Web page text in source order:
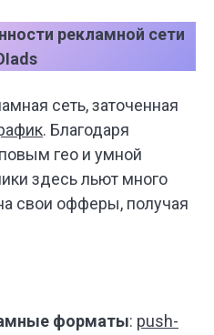
рекламной сети
сеть, заточенная
. Благодаря
гео и умной
здесь льют много
свои офферы, получая
форматы: push-